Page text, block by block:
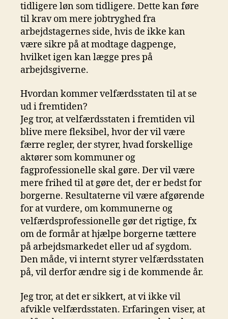
tidligere løn som tidligere. Dette kan føre
til krav om mere jobtryghed fra
arbejdstagernes side, hvis de ikke kan
være sikre på at modtage dagpenge,
hvilket igen kan lægge pres på
arbejdsgiverne.
Hvordan kommer velfærdsstaten til at se
ud i fremtiden?
Jeg tror, at velfærdsstaten i fremtiden vil
blive mere fleksibel, hvor der vil være
færre regler, der styrer, hvad forskellige
aktører som kommuner og
fagprofessionelle skal gøre. Der vil være
mere frihed til at gøre det, der er bedst for
borgerne. Resultaterne vil være afgørende
for at vurdere, om kommunerne og
velfærdsprofessionelle gør det rigtige, fx
om de formår at hjælpe borgerne tættere
på arbejdsmarkedet eller ud af sygdom.
Den måde, vi internt styrer velfærdsstaten
på, vil derfor ændre sig i de kommende år.
Jeg tror, at det er sikkert, at vi ikke vil
afvikle velfærdsstaten. Erfaringen viser, at